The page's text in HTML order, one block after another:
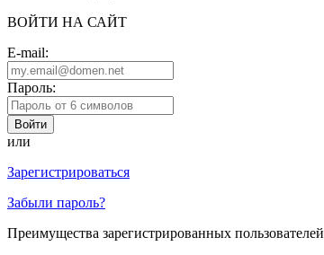
ВОЙТИ НА САЙТ
E-mail:
Пароль:
или
Зарегистрироваться
Забыли пароль?
Преимущества зарегистрированных пользователей